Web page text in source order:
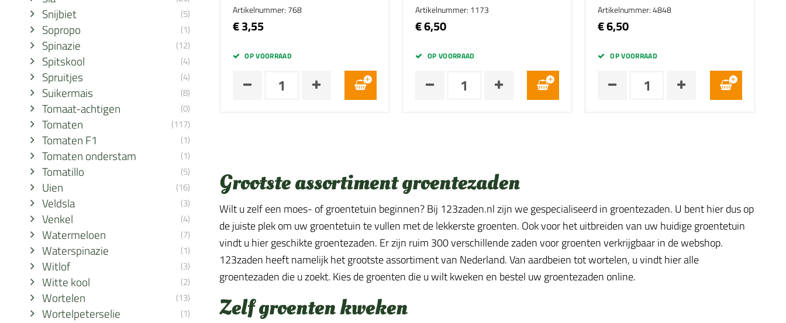
Snijbiet (5)
Sopropo (1)
Spinazie (12)
Spitskool (4)
Spruitjes (4)
Suikermais (8)
Tomaat-achtigen (0)
Tomaten (117)
Tomaten F1 (1)
Tomaten onderstam (1)
Tomatillo (5)
Uien (16)
Veldsla (3)
Venkel (4)
Watermeloen (7)
Waterspinazie (1)
Witlof (3)
Witte kool (2)
Wortelen (13)
Wortelpeterselie (1)
Artikelnummer: 768
€ 3,55
OP VOORRAAD
Artikelnummer: 1173
€ 6,50
OP VOORRAAD
Artikelnummer: 4848
€ 6,50
OP VOORRAAD
Grootste assortiment groentezaden
Wilt u zelf een moes- of groentetuin beginnen? Bij 123zaden.nl zijn we gespecialiseerd in groentezaden. U bent hier dus op
de juiste plek om uw groentetuin te vullen met de lekkerste groenten. Ook voor het uitbreiden van uw huidige groentetuin
vindt u hier geschikte groentezaden. Er zijn ruim 300 verschillende zaden voor groenten verkrijgbaar in de webshop.
123zaden heeft namelijk het grootste assortiment van Nederland. Van aardbeien tot wortelen, u vindt hier alle
groentezaden die u zoekt. Kies de groenten die u wilt kweken en bestel uw groentezaden online.
Zelf groenten kweken